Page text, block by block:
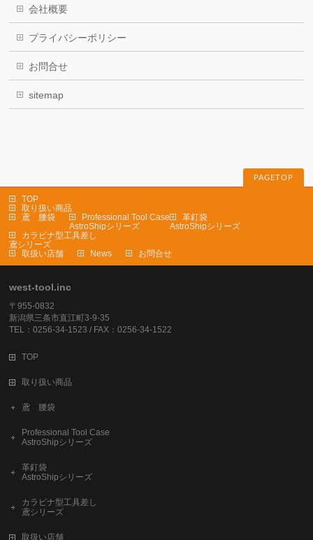
会社概要
プライバシーポリシー
お問合せ
sitemap
PAGETOP
TOP
取り扱い商品
鳶 腰袋
Professional Tool Case
AstroShipシリーズ
革釘袋
AstroShipシリーズ
カラビナ型工具差し
鳶シリーズ
取扱い店舗
News お問合せ
west-tool.inc
〒955-0832
新潟県三条市直江町3-9-35
TEL：0256-34-1523 / FAX：0256-34-1522
TOP
取り扱い商品
鳶 腰袋
Professional Tool Case
AstroShipシリーズ
革釘袋
AstroShipシリーズ
カラビナ型工具差し
鳶シリーズ
取扱い店舗